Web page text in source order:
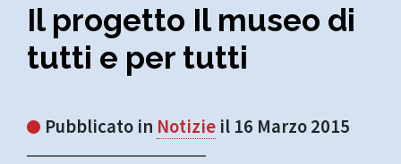
Il progetto Il museo di
tutti e per tutti
Pubblicato in Notizie il 16 Marzo 2015